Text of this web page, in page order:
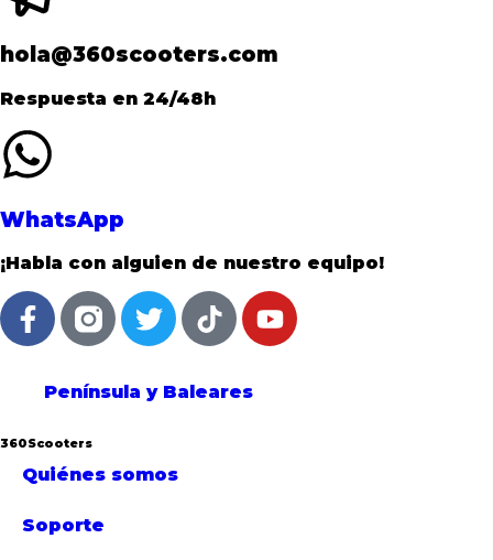
hola@360scooters.com
Respuesta en 24/48h
WhatsApp
¡Habla con alguien de nuestro equipo!
Península y Baleares
360Scooters
Quiénes somos
Soporte